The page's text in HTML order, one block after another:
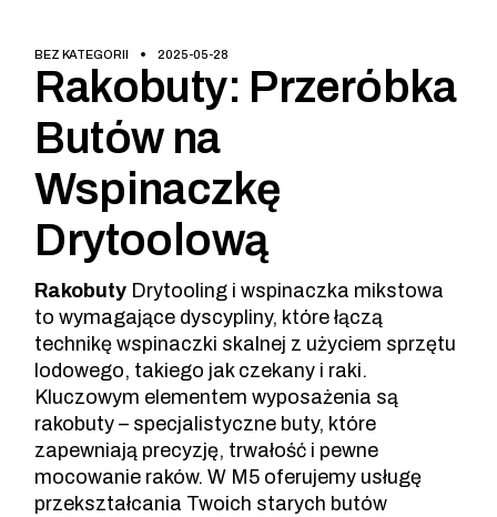
BEZ KATEGORII 2025-05-28
Rakobuty: Przeróbka
Butów na
Wspinaczkę
Drytoolową
Rakobuty Drytooling i wspinaczka mikstowa
to wymagające dyscypliny, które łączą
technikę wspinaczki skalnej z użyciem sprzętu
lodowego, takiego jak czekany i raki.
Kluczowym elementem wyposażenia są
rakobuty – specjalistyczne buty, które
zapewniają precyzję, trwałość i pewne
mocowanie raków. W M5 oferujemy usługę
przekształcania Twoich starych butów